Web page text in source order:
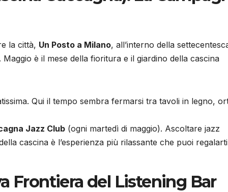
la città, Un Posto a Milano, all’interno della
è il mese della fioritura e il giardino della cascina
Qui il tempo sembra fermarsi tra tavoli in legno,
Jazz Club (ogni martedì di maggio). Ascoltare jazz
cascina è l’esperienza più rilassante che puoi
Frontiera del Listening Bar